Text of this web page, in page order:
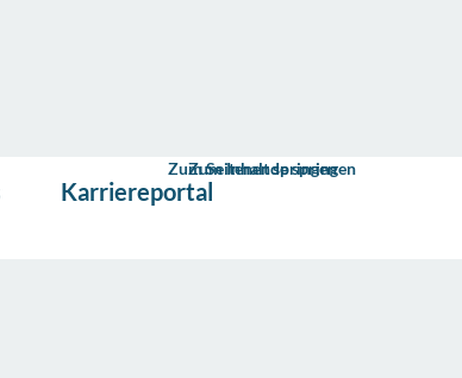
Zum Inhalt springen
Zum Seitenende springen
Karriereportal